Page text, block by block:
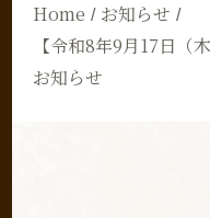
Home
お知らせ
【令和8年9月17日（
お知らせ